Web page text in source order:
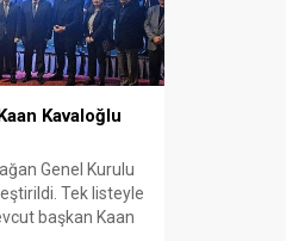
Kavaloğlu
Genel Kurulu
Tek listeyle
başkan Kaan